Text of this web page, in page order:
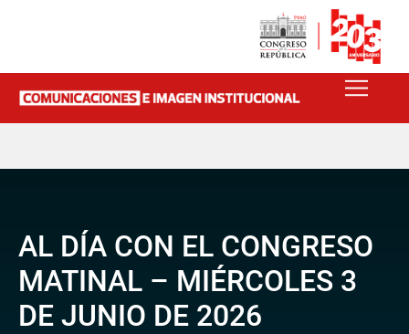
AL DÍA CON EL CONGRESO
MATINAL – MIÉRCOLES 3
DE JUNIO DE 2026